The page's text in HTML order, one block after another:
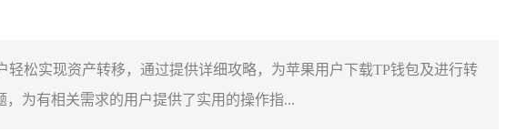
松实现资产转移，通过提供详细攻略，为苹果用户下载TP钱包及进行转
为有相关需求的用户提供了实用的操作指...